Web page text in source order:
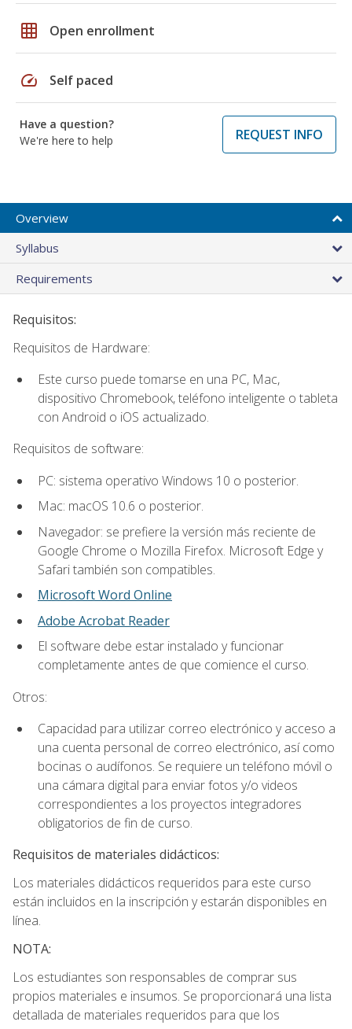
grid_on Open enrollment
speed Self paced
Have a question?
We're here to help
REQUEST INFO
Overview
Syllabus
Requirements
Requisitos:
Requisitos de Hardware:
Este curso puede tomarse en una PC, Mac,
dispositivo Chromebook, teléfono inteligente o tableta
con Android o iOS actualizado.
Requisitos de software:
PC: sistema operativo Windows 10 o posterior.
Mac: macOS 10.6 o posterior.
Navegador: se prefiere la versión más reciente de
Google Chrome o Mozilla Firefox. Microsoft Edge y
Safari también son compatibles.
Microsoft Word Online
Adobe Acrobat Reader
El software debe estar instalado y funcionar
completamente antes de que comience el curso.
Otros:
Capacidad para utilizar correo electrónico y acceso a
una cuenta personal de correo electrónico, así como
bocinas o audífonos. Se requiere un teléfono móvil o
una cámara digital para enviar fotos y/o videos
correspondientes a los proyectos integradores
obligatorios de fin de curso.
Requisitos de materiales didácticos:
Los materiales didácticos requeridos para este curso
están incluidos en la inscripción y estarán disponibles en
línea.
NOTA:
Los estudiantes son responsables de comprar sus
propios materiales e insumos. Se proporcionará una lista
detallada de materiales requeridos para que los